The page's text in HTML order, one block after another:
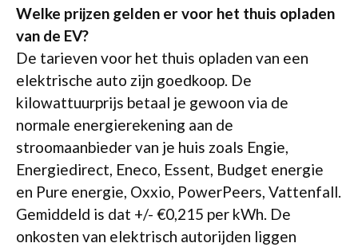
Welke prijzen gelden er voor het thuis opladen
van de EV?
De tarieven voor het thuis opladen van een
elektrische auto zijn goedkoop. De
kilowattuurprijs betaal je gewoon via de
normale energierekening aan de
stroomaanbieder van je huis zoals Engie,
Energiedirect, Eneco, Essent, Budget energie
en Pure energie, Oxxio, PowerPeers, Vattenfall.
Gemiddeld is dat +/- €0,215 per kWh. De
onkosten van elektrisch autorijden liggen